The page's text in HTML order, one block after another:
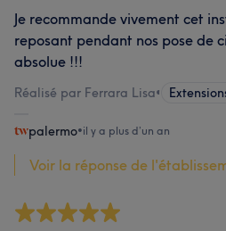
Je recommande vivement cet
reposant pendant nos pose de
absolue !!!
Réalisé par Ferrara Lisa•
palermo•il y a plus d’un an
Voir la réponse de